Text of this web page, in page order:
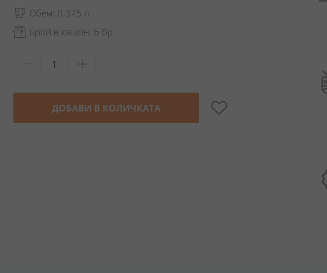
Обем: 0.375 л.
Брой в кашон: 6 бр.
ДОБАВИ В КОЛИЧКАТА